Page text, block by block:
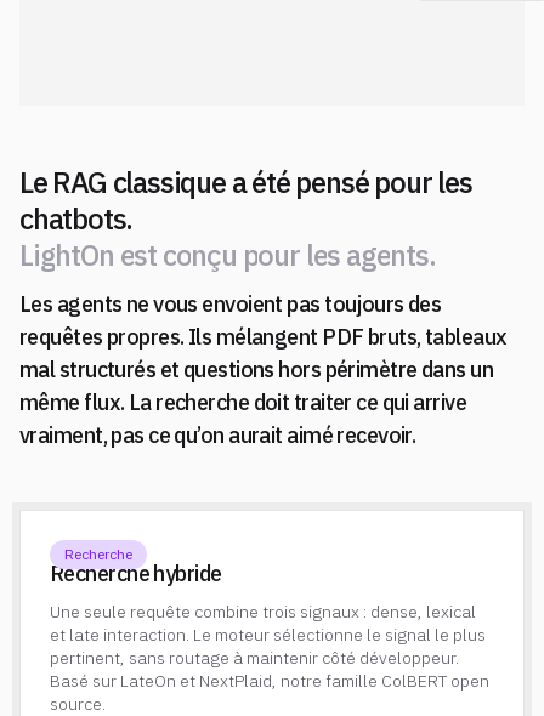
Le RAG classique a été pensé pour les
chatbots.
L
L
i
i
g
g
h
h
t
t
O
O
n
n
e
e
s
s
t
t
c
c
o
o
n
n
ç
ç
u
u
p
p
o
o
u
u
r
r
l
l
e
e
s
s
a
a
g
g
e
e
n
n
t
t
s
s
.
.
Les agents ne vous envoient pas toujours des
requêtes propres. Ils mélangent PDF bruts, tableaux
mal structurés et questions hors périmètre dans un
même flux. La recherche doit traiter ce qui arrive
vraiment, pas ce qu’on aurait aimé recevoir.
Recherche
Recherche hybride
Une seule requête combine trois signaux : dense, lexical
et late interaction. Le moteur sélectionne le signal le plus
pertinent, sans routage à maintenir côté développeur.
Basé sur LateOn et NextPlaid, notre famille ColBERT open
source.